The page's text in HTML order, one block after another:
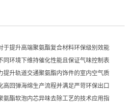
于提升高端聚氨酯复合材料环保级别效能
同环境下维持催化性能且保证气味控制表
提升轨道交通聚氨酯内饰件的室内空气质
高回弹海绵生产流程并满足严苛环保出口
氨酯软泡内芯异味去除工艺的技术应用指